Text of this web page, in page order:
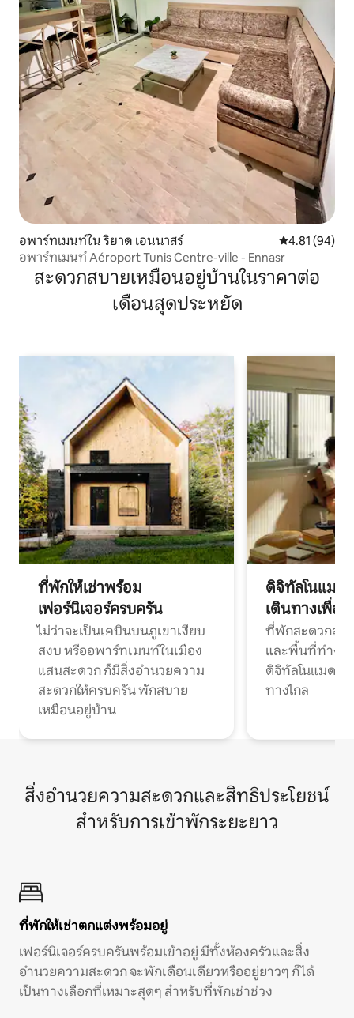
อพาร์ทเมนท์ใน ริยาด เอนนาสร์ คะแนนเฉลี่ย
4.81 (94)
อพาร์ทเมนท์ Aéroport Tunis Centre-ville - Ennasr
สะดวกสบายเหมือนอยู่บ้านในราคาต่อ
เดือนสุดประหยัด
ที่พักให้เช่าพร้อม
เฟอร์นิเจอร์ครบครัน
ไม่ว่าจะเป็นเคบินบนภูเขาเงียบ
สงบ หรืออพาร์ทเมนท์ในเมือง
แสนสะดวก ก็มีสิ่งอำนวยความ
สะดวกให้ครบครัน พักสบาย
เหมือนอยู่บ้าน
ดิจิทัลโนแมด
เดินทางเพื่อ
ที่พักสะดวกสบ
และพื้นที่ทำงา
ดิจิทัลโนแมดแ
ทางไกล
สิ่งอำนวยความสะดวกและสิทธิประโยชน์
สำหรับการเข้าพักระยะยาว
ที่พักให้เช่าตกแต่งพร้อมอยู่
เฟอร์นิเจอร์ครบครันพร้อมเข้าอยู่ มีทั้งห้องครัวและสิ่ง
อำนวยความสะดวก จะพักเดือนเดียวหรืออยู่ยาวๆ ก็ได้
เป็นทางเลือกที่เหมาะสุดๆ สำหรับที่พักเช่าช่วง